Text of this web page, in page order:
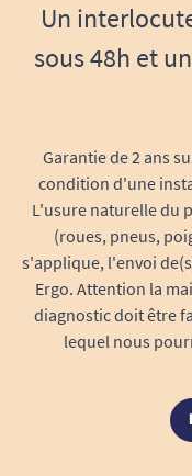
Un
sous 48h et
Garantie de 2 ans
condition d'une
L'usure naturelle du
(roues, pneus,
s'applique, l'envoi
Ergo. Attention la
diagnostic doit être
lequel nous